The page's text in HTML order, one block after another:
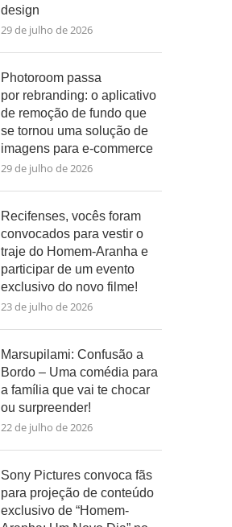
design
29 de julho de 2026
Photoroom passa
por rebranding: o aplicativo
de remoção de fundo que
se tornou uma solução de
imagens para e-commerce
29 de julho de 2026
Recifenses, vocês foram
convocados para vestir o
traje do Homem-Aranha e
participar de um evento
exclusivo do novo filme!
23 de julho de 2026
Marsupilami: Confusão a
Bordo – Uma comédia para
a família que vai te chocar
ou surpreender!
22 de julho de 2026
Sony Pictures convoca fãs
para projeção de conteúdo
exclusivo de “Homem-